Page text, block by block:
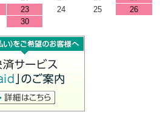
23 24 25
26
30